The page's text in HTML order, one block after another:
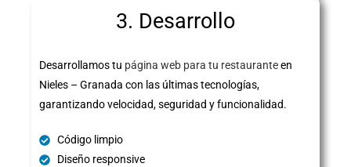
3. Desarrollo
Desarrollamos tu página web para tu restauranteen
Nieles – Granada con las últimas tecnologías,
garantizando velocidad, seguridad y funcionalidad.
Código limpio
Diseño responsive